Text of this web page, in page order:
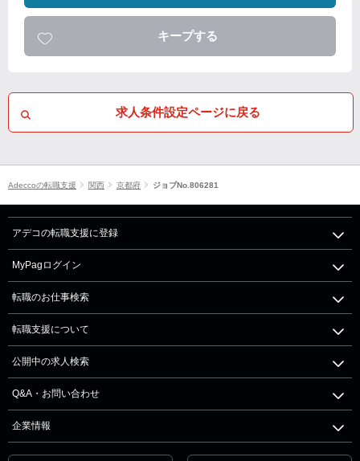
キープする
求人条件設定ページに戻る
Adeccoの転職支援 関西 京都府 ジョブNo.806281
アデコの転職支援に登録
MyPagログイン
転職のお仕事検索
転職支援について
公開中の求人検索
Q&A・お問い合わせ
企業情報